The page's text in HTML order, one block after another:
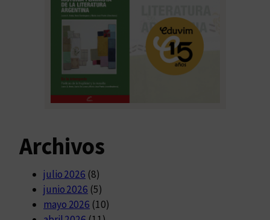
Archivos
julio 2026 (8)
junio 2026 (5)
mayo 2026 (10)